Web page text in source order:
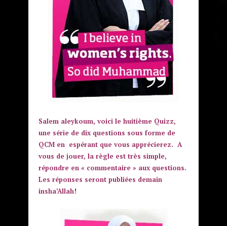
Salem aleykoum, voici le huitième Quizz,
une série de dix questions sous forme de
QCM en espérant que vous apprécierez. A
vous de jouer, la règle est très simple,
répondre en « commentaire » aux questions.
Les réponses seront publiées demain
insha’Allah!